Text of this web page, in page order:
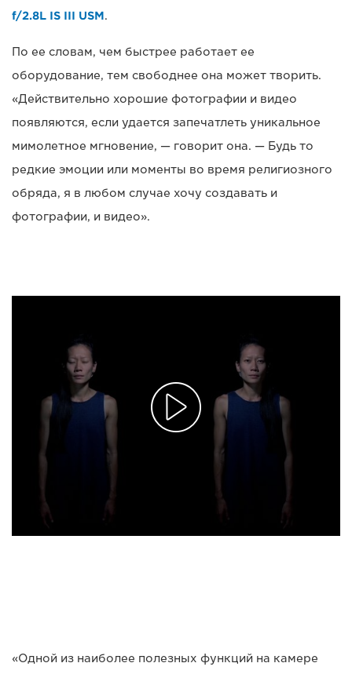
f/2.8L IS III USM.
По ее словам, чем быстрее работает ее
оборудование, тем свободнее она может творить.
«Действительно хорошие фотографии и видео
появляются, если удается запечатлеть уникальное
мимолетное мгновение, — говорит она. — Будь то
редкие эмоции или моменты во время религиозного
обряда, я в любом случае хочу создавать и
фотографии, и видео».
«Одной из наиболее полезных функций на камере